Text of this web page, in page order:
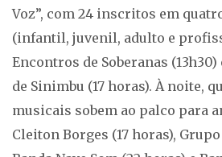
Voz”, com 24 inscritos em
(infantil, juvenil, adulto e
Encontros de Soberanas (13h30)
de Sinimbu (17 horas). À noite,
musicais sobem ao palco para
Cleiton Borges (17 horas), Grupo